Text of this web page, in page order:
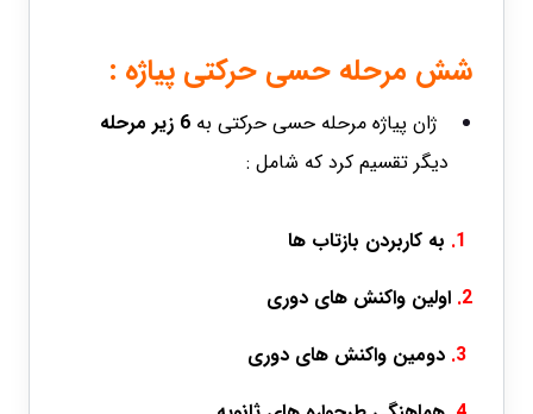
شش مرحله حسی حرکتی پیاژه :
ژان پیاژه مرحله حسی حرکتی به 6 زیر مرحله
دیگر تقسیم کرد که شامل :
1. به کاربردن بازتاب ها
2. اولین واکنش های دوری
3.
دومین واکنش های دوری